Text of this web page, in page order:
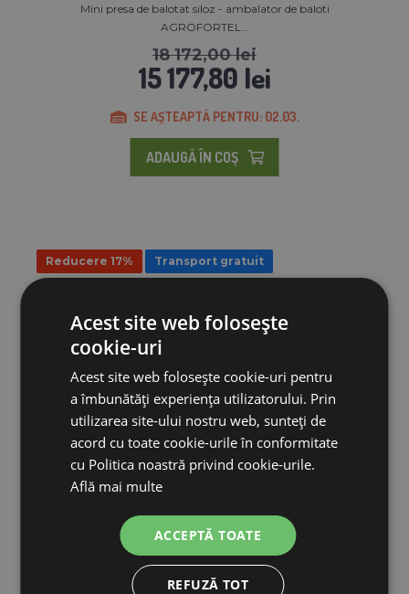
Mini presa de balotat siloz - ambalator de baloti
AGROFORTEL...
18 172,00 lei
15 177,80 lei
SE AȘTEAPTĂ PENTRU: 02.03.
ADAUGĂ ÎN COŞ
Reducere 17% Transport gratuit
Presă de balotat fân - ambalator de baloti AGROFORTEL 0810
15 972,00 lei
13 310,00 lei
SE AȘTEAPTĂ PENTRU: 02.03.
Acest site web folosește
cookie-uri
Acest site web folosește cookie-uri pentru
a îmbunătăți experiența utilizatorului. Prin
utilizarea site-ului nostru web, sunteți de
acord cu toate cookie-urile în conformitate
cu Politica noastră privind cookie-urile.
Află mai multe
ACCEPTĂ TOATE
REFUZĂ TOT